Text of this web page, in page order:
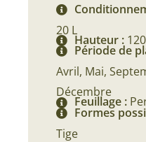
20 L
Hauteur :
Période de
Avril, Mai,
Décembre
Feuillage :
Formes
Tige